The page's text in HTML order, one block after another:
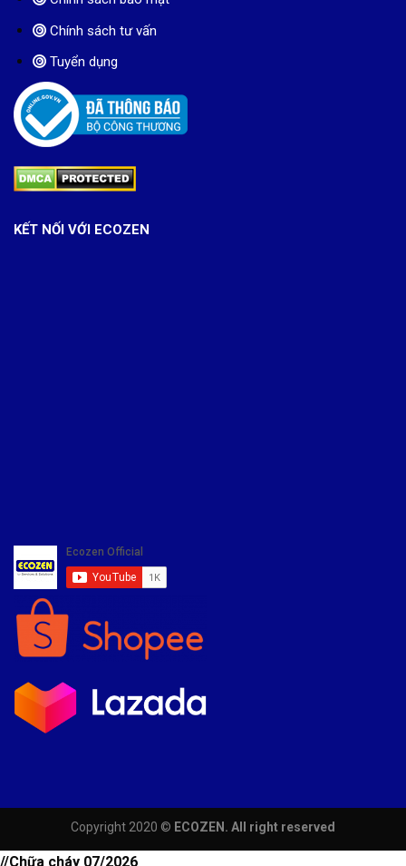
Tuyển dụng
KẾT NỐI VỚI ECOZEN
//Chữa cháy 07/2026